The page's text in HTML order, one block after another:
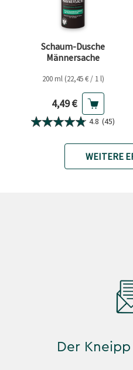
Schaum-Dusche
Männersache
200 ml (22,45 € / 1 l)
Aktueller Preis
4,49 €
4.8 (45)
WEITERE
Der